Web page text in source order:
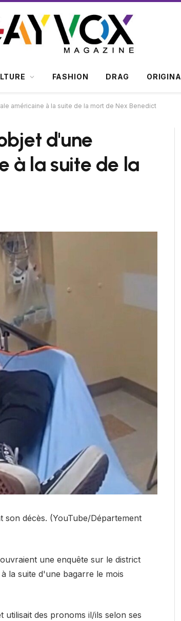
FASHION DRAG
américaine à la suite de la mort de Nex Benedict
d'une
à la suite de la
décès. (YouTube/Département
une enquête sur le district
la suite d'une bagarre le mois
des pronoms il/ils selon ses